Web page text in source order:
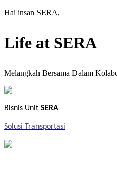
Hai insan SERA,
Life at SERA
Melangkah Bersama Dalam
Bisnis Unit SERA
Solusi Transportasi